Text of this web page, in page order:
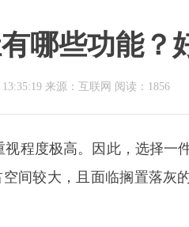
哪些功能？
13:35:19 来源：互联网 阅读：1856
视程度极高。因此，选择一
间较大，且面临搁置落灰的